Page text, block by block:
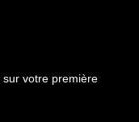
sur votre première